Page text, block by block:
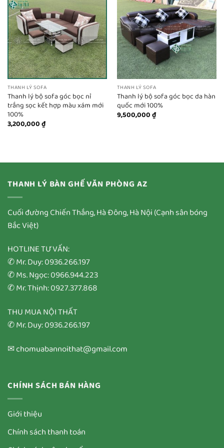
THANH LÝ SOFA
Thanh lý bộ sofa góc bọc nỉ
trắng sọc kết hợp màu xám mới
100%
3,200,000₫
THANH LÝ SOFA
Thanh lý bộ sofa góc bọc da hàn
quốc mới 100%
9,500,000₫
THANH LÝ BÀN GHẾ VĂN PHÒNG AZ
Cuối đường Chiến Thắng, Hà Đông, Hà Nội (Cạnh sân bóng
Bắc Việt)
HOTLINE TƯ VẤN:
✆ Mr. Duy: 0936.266.197
✆ Ms. Ngọc: 0966.944.223
✆ Mr. Thịnh: 0927.377.868
THU MUA NỘI THẤT
✆ Mr. Duy: 0936.266.197
✉ chomuabannoithat@gmail.com
CHÍNH SÁCH BÁN HÀNG
Giới thiệu
Chính sách thanh toán